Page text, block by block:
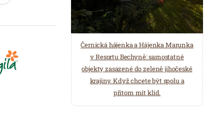
Černická hájenka a Hájenka Marunka
v Resortu Bechyně: samostatné
objekty zasazené do zeleně jihočeské
krajiny. Když chcete být spolu a
přitom mít klid.